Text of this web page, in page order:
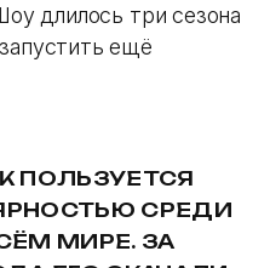
длилось три сезона
ещё
ПОЛЬЗУЕТСЯ
СРЕДИ
МИРЕ. ЗА